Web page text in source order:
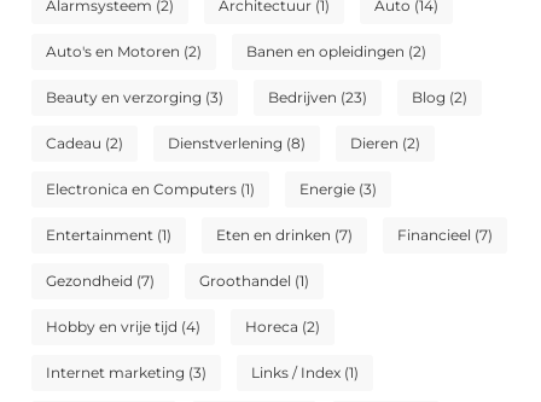
Alarmsysteem (2) Architectuur (1) Auto (14)
Auto's en Motoren (2) Banen en opleidingen (2)
Beauty en verzorging (3) Bedrijven (23) Blog (2)
Cadeau (2) Dienstverlening (8) Dieren (2)
Electronica en Computers (1) Energie (3)
Entertainment (1) Eten en drinken (7) Financieel (7)
Gezondheid (7) Groothandel (1)
Hobby en vrije tijd (4) Horeca (2)
Internet marketing (3) Links / Index (1)